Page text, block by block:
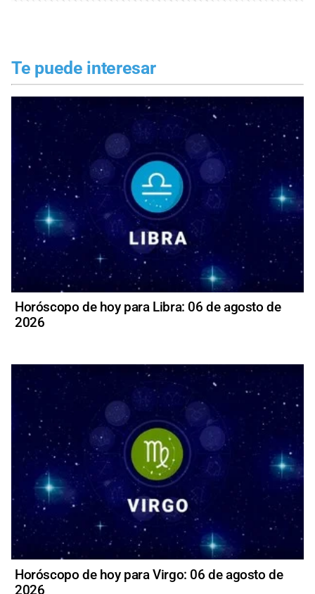
Te puede interesar
Horóscopo de hoy para Libra: 06 de agosto de
2026
Horóscopo de hoy para Virgo: 06 de agosto de
2026